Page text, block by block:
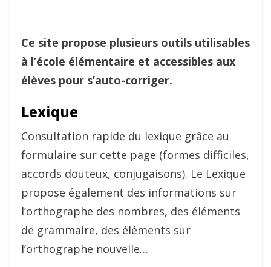
Ce site propose plusieurs outils utilisables
à l’école élémentaire et accessibles aux
élèves pour s’auto-corriger.
Lexique
Consultation rapide du lexique grâce au
formulaire sur cette page (formes difficiles,
accords douteux, conjugaisons). Le Lexique
propose également des informations sur
l’orthographe des nombres, des éléments
de grammaire, des éléments sur
l’orthographe nouvelle…